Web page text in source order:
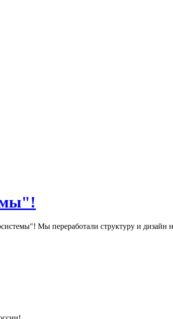
Мы переработали структуру и дизайн